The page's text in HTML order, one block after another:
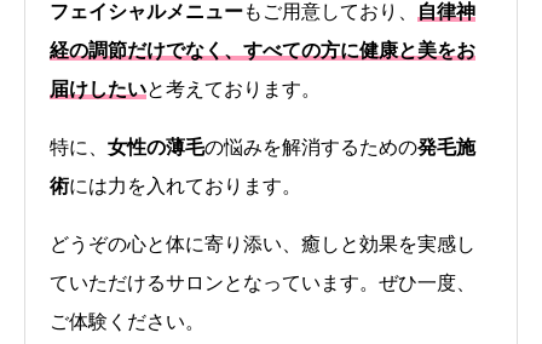
フェイシャルメニューもご用意しており、
自律神
経の調節だけでなく、すべての方に健康と美をお
届けしたいと考えております。
特に、 女性の薄毛の悩みを解消するための発毛施
術には力を入れております。
どうぞの心と体に寄り添い、癒しと効果を実感し
ていただけるサロンとなっています。ぜひ一度、
ご体験ください。